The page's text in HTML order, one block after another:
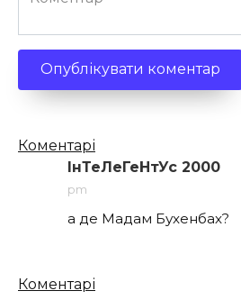
Кількість
коментарів
Коментарі
ІнТеЛеГеНтУс 2000
pm
а де Мадам Бухенбах?
Кількість
Коментарі